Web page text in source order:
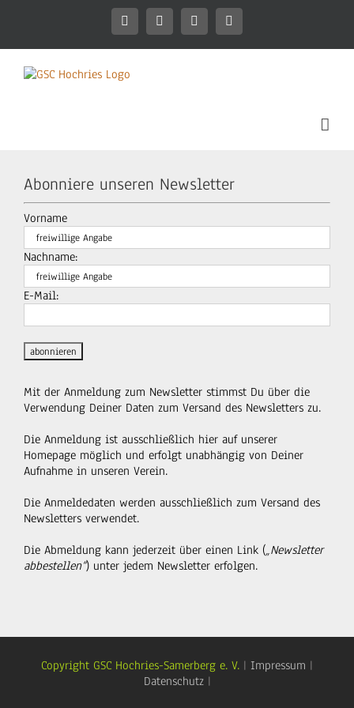
FacebookInstagramWhatsAppMitgliederbereich
Abonniere unseren Newsletter
Vorname
Nachname:
E-Mail:
Mit der Anmeldung zum Newsletter stimmst Du über die
Verwendung Deiner Daten zum Versand des Newsletters zu.
Die Anmeldung ist ausschließlich hier auf unserer
Homepage möglich und erfolgt unabhängig von Deiner
Aufnahme in unseren Verein.
Die Anmeldedaten werden ausschließlich zum Versand des
Newsletters verwendet.
Die Abmeldung kann jederzeit über einen Link („Newsletter
abbestellen“) unter jedem Newsletter erfolgen.
Copyright GSC Hochries-Samerberg e. V. | Impressum |
Datenschutz|